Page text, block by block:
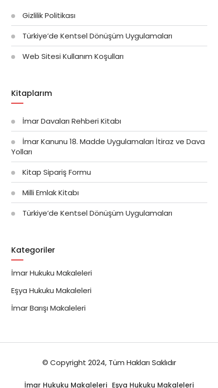
Gizlilik Politikası
Türkiye’de Kentsel Dönüşüm Uygulamaları
Web Sitesi Kullanım Koşulları
Kitaplarım
İmar Davaları Rehberi Kitabı
İmar Kanunu 18. Madde Uygulamaları İtiraz ve Dava
Yolları
Kitap Sipariş Formu
Milli Emlak Kitabı
Türkiye’de Kentsel Dönüşüm Uygulamaları
Kategoriler
İmar Hukuku Makaleleri
Eşya Hukuku Makaleleri
İmar Barışı Makaleleri
© Copyright 2024, Tüm Hakları Saklıdır
İmar Hukuku Makaleleri Eşya Hukuku Makaleleri